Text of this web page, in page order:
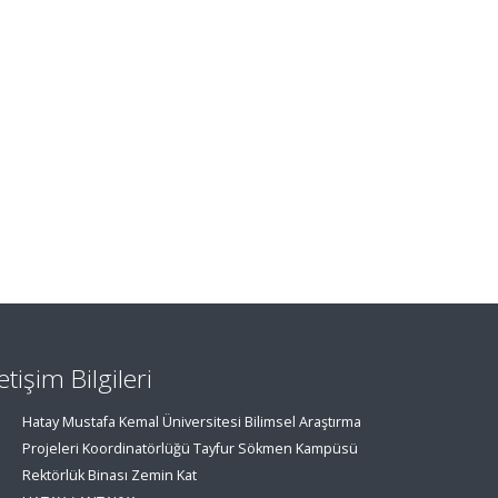
Bilgileri
Hatay Mustafa Kemal Üniversitesi Bilimsel Araştırma
Projeleri Koordinatörlüğü Tayfur Sökmen Kampüsü
Rektörlük Binası Zemin Kat